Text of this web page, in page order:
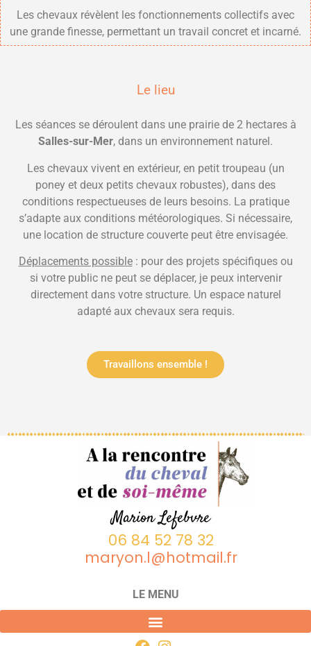
Les chevaux révèlent les fonctionnements collectifs avec
une grande finesse, permettant un travail concret et incarné.
Le lieu
Les séances se déroulent dans une prairie de 2 hectares à
Salles-sur-Mer, dans un environnement naturel.
Les chevaux vivent en extérieur, en petit troupeau (un
poney et deux petits chevaux robustes), dans des
conditions respectueuses de leurs besoins. La pratique
s’adapte aux conditions météorologiques. Si nécessaire,
une location de structure couverte peut être envisagée.
Déplacements possible: pour des projets spécifiques ou
si votre public ne peut se déplacer, je peux intervenir
directement dans votre structure. Un espace naturel
adapté aux chevaux sera requis.
Travaillons ensemble !
Marion Lefebvre
06 84 52 78 32
maryon.l@hotmail.fr
LE MENU